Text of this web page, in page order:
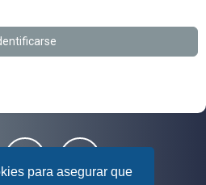
para asegurar que